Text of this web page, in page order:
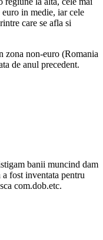
in medie, iar cele
care se afla si
zona non-euro (Romania
de anul precedent.
banii muncind dam
fost inventata pentru
com.dob.etc.